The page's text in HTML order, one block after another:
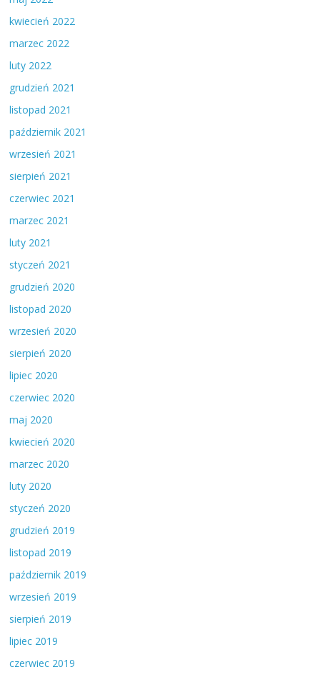
kwiecień 2022
marzec 2022
luty 2022
grudzień 2021
listopad 2021
październik 2021
wrzesień 2021
sierpień 2021
czerwiec 2021
marzec 2021
luty 2021
styczeń 2021
grudzień 2020
listopad 2020
wrzesień 2020
sierpień 2020
lipiec 2020
czerwiec 2020
maj 2020
kwiecień 2020
marzec 2020
luty 2020
styczeń 2020
grudzień 2019
listopad 2019
październik 2019
wrzesień 2019
sierpień 2019
lipiec 2019
czerwiec 2019